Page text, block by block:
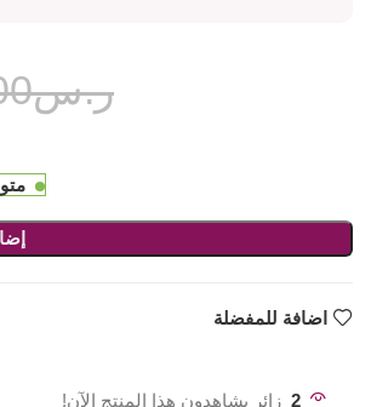
ر.س
اضافة للمفضلة
2 زائر يشاهدون هذا المنتج الآن!